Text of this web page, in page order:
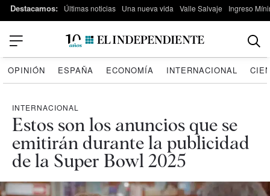
Destacamos: Últimas noticias Una nueva vida Valle Salvaje Ingreso
OPINIÓN ESPAÑA ECONOMÍA INTERNACIONAL
INTERNACIONAL
Estos son los anuncios que se
emitirán durante la publicidad
de la Super Bowl 2025